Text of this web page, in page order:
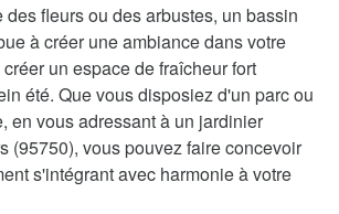
des fleurs ou des arbustes, un bassin
à créer une ambiance dans votre
un espace de fraîcheur fort
été. Que vous disposiez d'un parc ou
en vous adressant à un jardinier
(95750), vous pouvez faire concevoir
s'intégrant avec harmonie à votre